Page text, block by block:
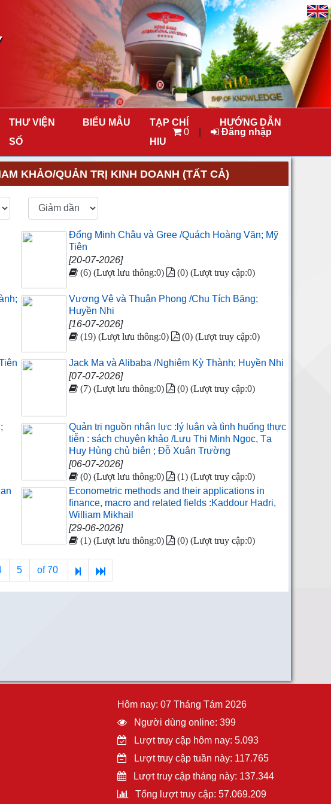
THƯ VIỆN
SỐ
BIỂU MẪU
TẠP CHÍ
HIU
HƯỚNG DẪN
0
Đăng nhập
KHẢO/QUẢN TRỊ KINH DOANH (TẤT CẢ)
Đổng Minh Châu và Gree /Quách Hoàng Văn; Mỹ
Tiên
[20-07-2026]
(6) (Lượt lưu thông:0) (0) (Lượt truy cập:0)
Vương Vệ và Thuận Phong /Chu Tích Băng;
Huyền Nhi
[16-07-2026]
(19) (Lượt lưu thông:0) (0) (Lượt truy cập:0)
Jack Ma và Alibaba /Nghiêm Kỳ Thành; Huyền Nhi
[07-07-2026]
(7) (Lượt lưu thông:0) (0) (Lượt truy cập:0)
Quản trị nguồn nhân lực :lý luận và tình huống thực
tiễn : sách chuyên khảo /Lưu Thị Minh Ngọc, Tạ
Huy Hùng chủ biên ; Đỗ Xuân Trường
[06-07-2026]
(0) (Lượt lưu thông:0) (1) (Lượt truy cập:0)
Econometric methods and their applications in
finance, macro and related fields :Kaddour Hadri,
William Mikhail
[29-06-2026]
(1) (Lượt lưu thông:0) (0) (Lượt truy cập:0)
5 of 70
Hôm nay: 07 Tháng Tám 2026
Người dùng online: 399
Lượt truy cập hôm nay: 5.093
Lượt truy cập tuần này: 117.765
Lượt truy cập tháng này: 137.344
Tổng lượt truy cập: 57.069.209